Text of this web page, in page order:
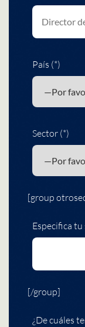
País (*)
Sector (*)
[group
Especifica
[/group]
¿De cuáles